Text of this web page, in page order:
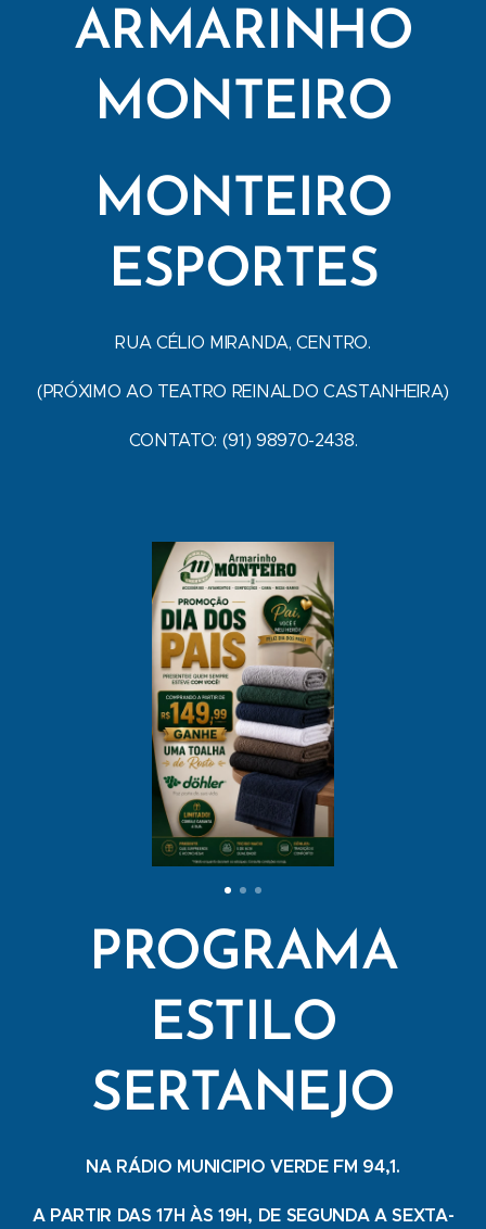
ARMARINHO
MONTEIRO
MONTEIRO
ESPORTES
RUA CÉLIO MIRANDA, CENTRO.
(PRÓXIMO AO TEATRO REINALDO CASTANHEIRA)
CONTATO: (91) 98970-2438.
PROGRAMA
ESTILO
SERTANEJO
NA RÁDIO MUNICIPIO VERDE FM 94,1.
A PARTIR DAS 17H ÀS 19H, DE SEGUNDA A SEXTA-